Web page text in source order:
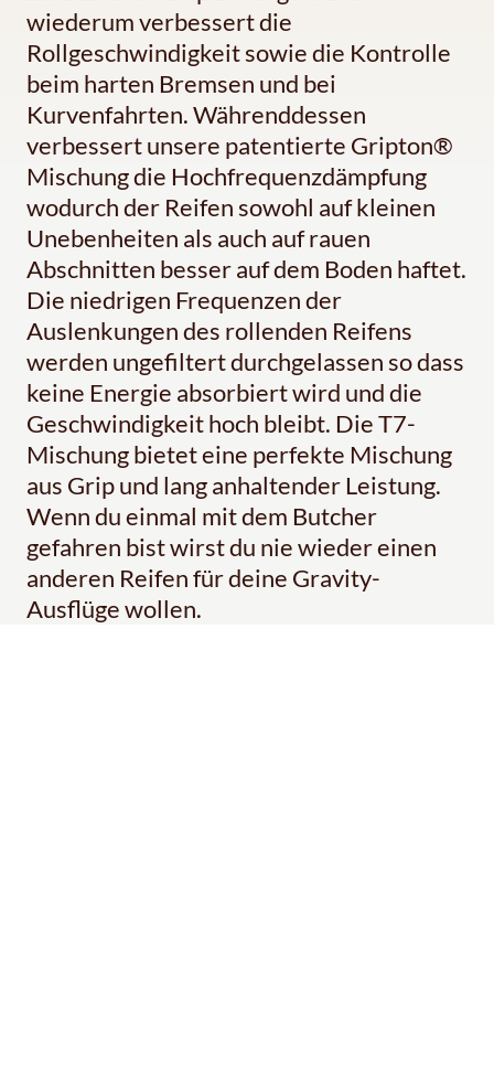
wiederum verbessert die
Rollgeschwindigkeit sowie die Kontrolle
beim harten Bremsen und bei
Kurvenfahrten. Währenddessen
verbessert unsere patentierte Gripton®
Mischung die Hochfrequenzdämpfung
wodurch der Reifen sowohl auf kleinen
Unebenheiten als auch auf rauen
Abschnitten besser auf dem Boden haftet.
Die niedrigen Frequenzen der
Auslenkungen des rollenden Reifens
werden ungefiltert durchgelassen so dass
keine Energie absorbiert wird und die
Geschwindigkeit hoch bleibt. Die T7-
Mischung bietet eine perfekte Mischung
aus Grip und lang anhaltender Leistung.
Wenn du einmal mit dem Butcher
gefahren bist wirst du nie wieder einen
anderen Reifen für deine Gravity-
Ausflüge wollen.